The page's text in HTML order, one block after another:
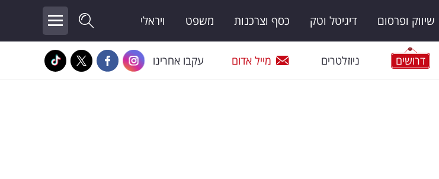
שיווק ופרסום דיגיטל וטק כסף וצרכנות משפט ויראלי
דרושים ניוזלטרים מייל אדום עקבו אחרינו